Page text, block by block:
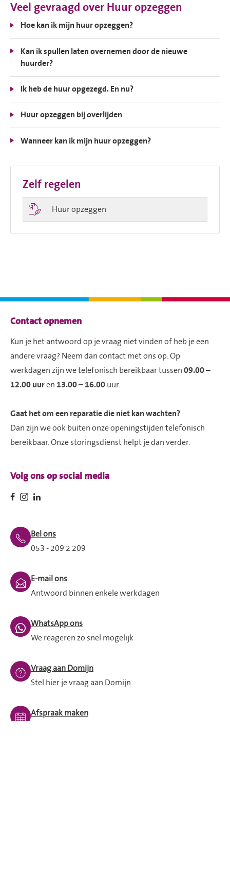
Veel gevraagd over Huur opzeggen
Hoe kan ik mijn huur opzeggen?
Kan ik spullen laten overnemen door de nieuwe
huurder?
Ik heb de huur opgezegd. En nu?
Huur opzeggen bij overlijden
Wanneer kan ik mijn huur opzeggen?
Zelf regelen

Huur opzeggen
Contactinformatie
Contact opnemen
Kun je het antwoord op je vraag niet vinden of heb je een
andere vraag? Neem dan contact met ons op. Op
werkdagen zijn we telefonisch bereikbaar tussen 09.00 –
12.00 uuren 13.00 – 16.00 uur.
Gaat het om een reparatie die niet kan wachten?
Dan zijn we ook buiten onze openingstijden telefonisch
bereikbaar. Onze storingsdienst helpt je dan verder.
Volg ons op social media
Bel ons
053 - 209 2 209
E-mail ons
Antwoord binnen enkele werkdagen
WhatsApp ons
We reageren zo snel mogelijk
Vraag aan Domijn
Stel hier je vraag aan Domijn
Afspraak maken